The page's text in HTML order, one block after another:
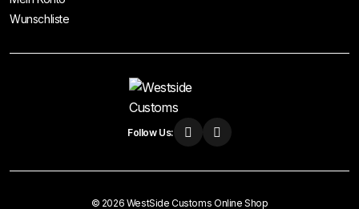
Wunschliste
Follow Us:
© 2026 WestSide Customs Online Shop